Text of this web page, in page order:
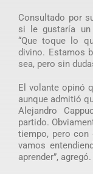
Consultado por
si le gustaría
“Que toque lo
divino. Estamos
sea, pero sin
El volante opinó
aunque admitió
Alejandro
partido.
tiempo, pero
vamos
aprender”, agregó.